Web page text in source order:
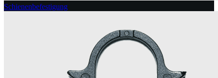
Schienenbefestigung